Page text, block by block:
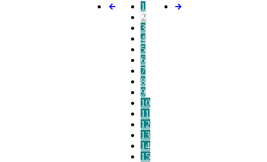
1
2
3
4
5
6
7
8
9
10
11
12
13
14
15